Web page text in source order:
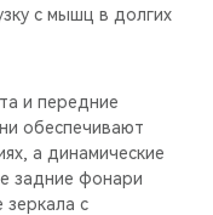
с мышц в долгих
и передние
обеспечивают
а динамические
задние фонари
с